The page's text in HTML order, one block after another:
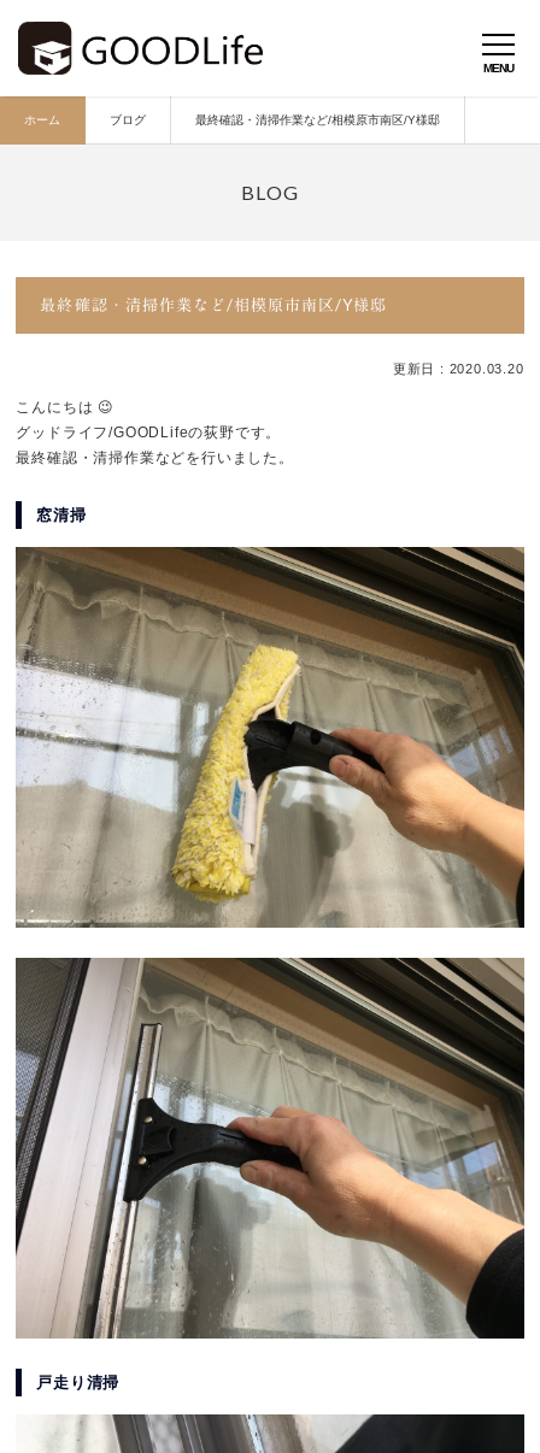
ホーム ブログ 最終確認・清掃作業など/相模原市南区/Y様邸
最終確認・清掃作業など/相模原市南区/Y様邸
更新日 : 2020.03.20
こんにちは 😉
グッドライフ/GOODLifeの荻野です。
最終確認・清掃作業などを行いました。
窓清掃
戸走り清掃